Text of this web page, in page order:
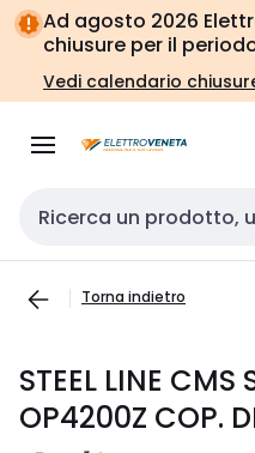
Vai alla
navigazione
Vai
alla
pagina
Ad agosto 2026
chiusure per il
Vedi calendario
Cerca input
Torna indietro
STEEL LINE
OP4200Z COP.